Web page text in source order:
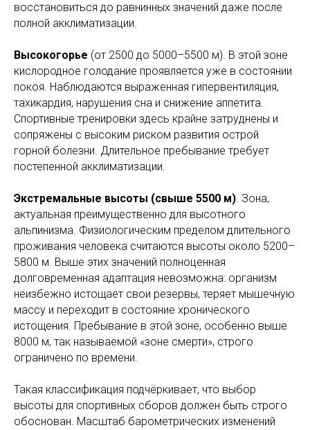
восстановиться до равнинных значений даже после
полной акклиматизации.
Высокогорье (от 2500 до 5000–5500 м). В этой зоне
кислородное голодание проявляется уже в состоянии
покоя. Наблюдаются выраженная гипервентиляция,
тахикардия, нарушения сна и снижение аппетита.
Спортивные тренировки здесь крайне затруднены и
сопряжены с высоким риском развития острой
горной болезни. Длительное пребывание требует
постепенной акклиматизации.
Экстремальные высоты (свыше 5500 м). Зона,
актуальная преимущественно для высотного
альпинизма. Физиологическим пределом длительного
проживания человека считаются высоты около 5200–
5800 м. Выше этих значений полноценная
долговременная адаптация невозможна: организм
неизбежно истощает свои резервы, теряет мышечную
массу и переходит в состояние хронического
истощения. Пребывание в этой зоне, особенно выше
8000 м, так называемой «зоне смерти», строго
ограничено по времени.
Такая классификация подчёркивает, что выбор
высоты для спортивных сборов должен быть строго
обоснован. Масштаб барометрических изменений